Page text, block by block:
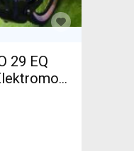
29 EQ
h _Más